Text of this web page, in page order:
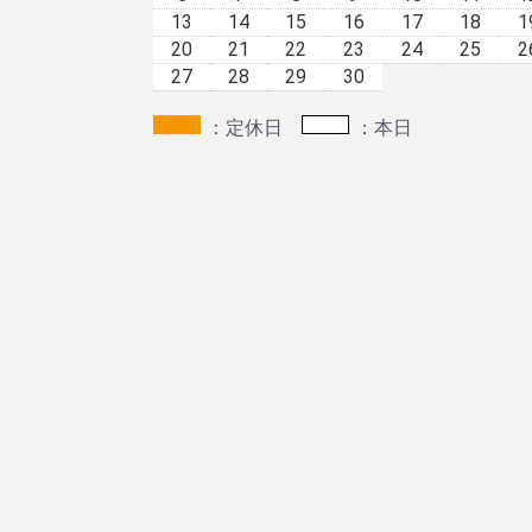
13
14 15 16 17 18
20
21 22 23 24 25
27
28 29 30
：定休日 ：本日